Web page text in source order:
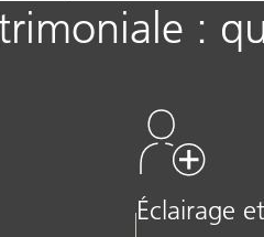
:
Éclairage